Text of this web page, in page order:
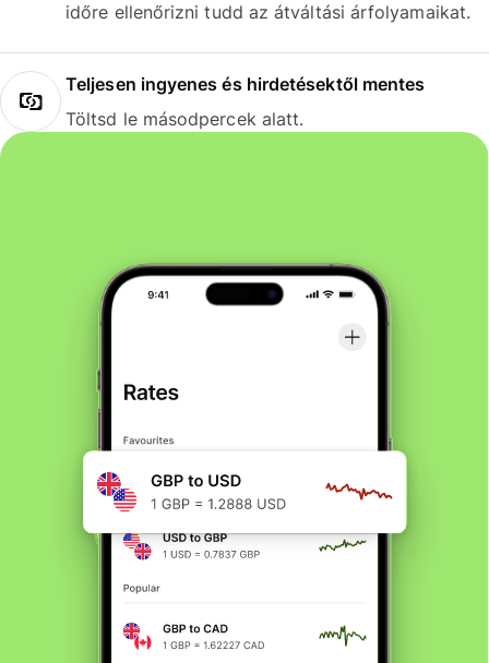
időre ellenőrizni tudd az átváltási árfolyamaikat.
Teljesen ingyenes és hirdetésektől mentes
Töltsd le másodpercek alatt.